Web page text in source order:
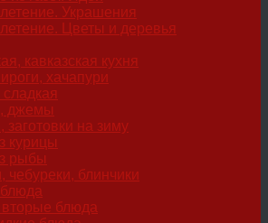
Украшения
Цветы и деревья
кавказская кухня
хачапури
джемы
заготовки на зиму
курицы
рыбы
чебуреки, блинчики
вторые блюда